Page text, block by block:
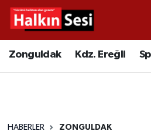
Zonguldak Kdz. Ereğli
HABERLER ZONGULDAK
Video
Çaycuma
Merkez Hava Durumu